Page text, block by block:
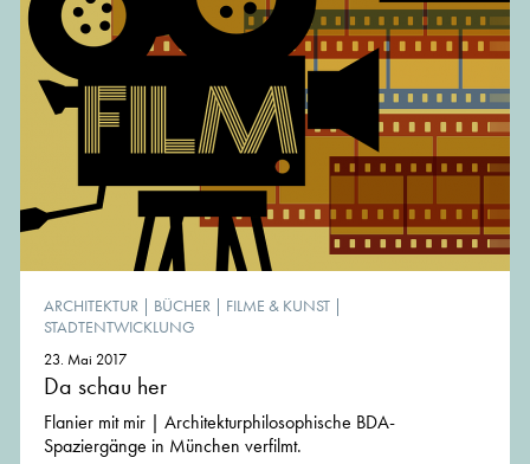
ARCHITEKTUR | BÜCHER | FILME & KUNST |
STADTENTWICKLUNG
23. Mai 2017
Da schau her
Flanier mit mir | Architekturphilosophische BDA-
Spaziergänge in München verfilmt.